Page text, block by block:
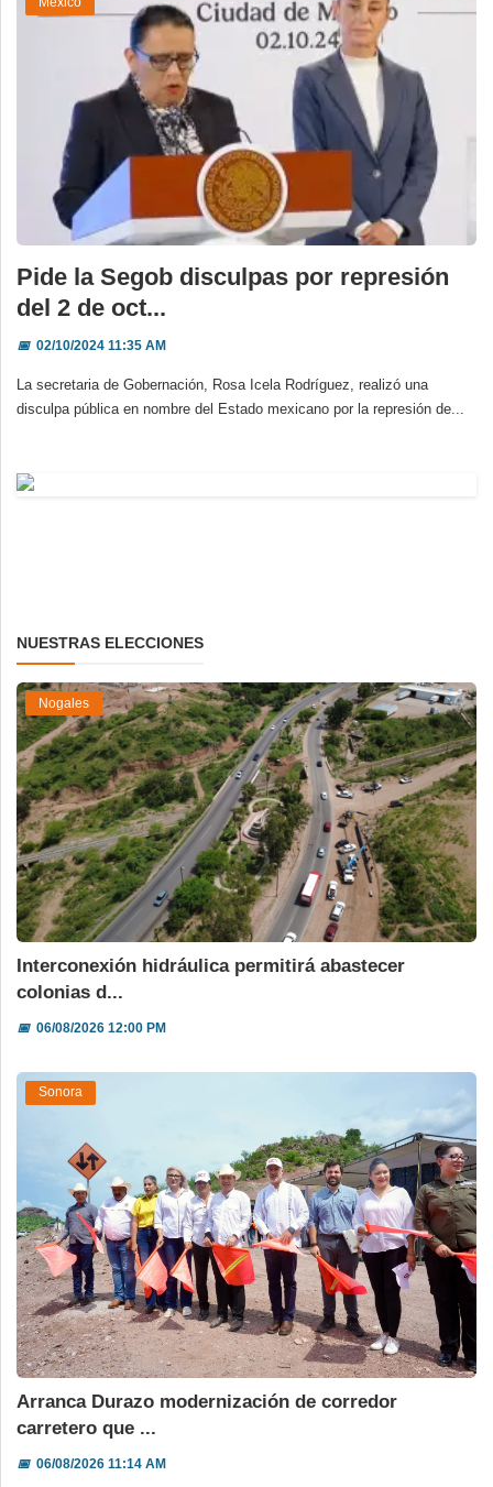
Pide la Segob disculpas por represión
del 2 de oct...
📅02/10/2024 11:35 AM
La secretaria de Gobernación, Rosa Icela Rodríguez, realizó una
disculpa pública en nombre del Estado mexicano por la represión de...
NUESTRAS ELECCIONES
Nogales
Interconexión hidráulica permitirá abastecer
colonias d...
📅06/08/2026 12:00 PM
Sonora
Arranca Durazo modernización de corredor
carretero que ...
📅06/08/2026 11:14 AM